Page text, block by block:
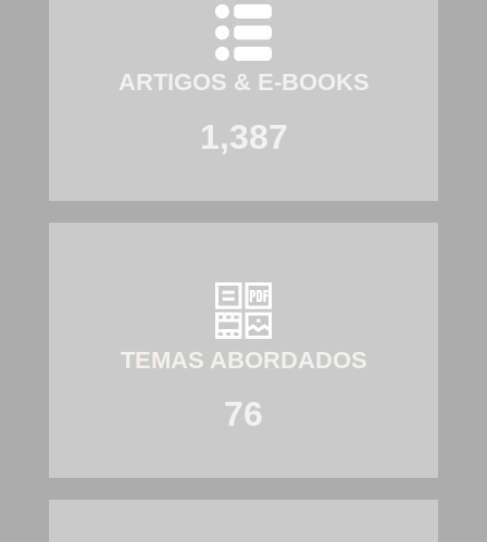
ARTIGOS & E-BOOKS
1,387
TEMAS ABORDADOS
76